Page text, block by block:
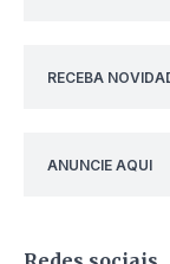
RECEBA
ANUNCIE AQUI